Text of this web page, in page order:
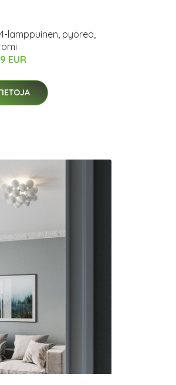
lamppuinen, pyöreä,
EUR